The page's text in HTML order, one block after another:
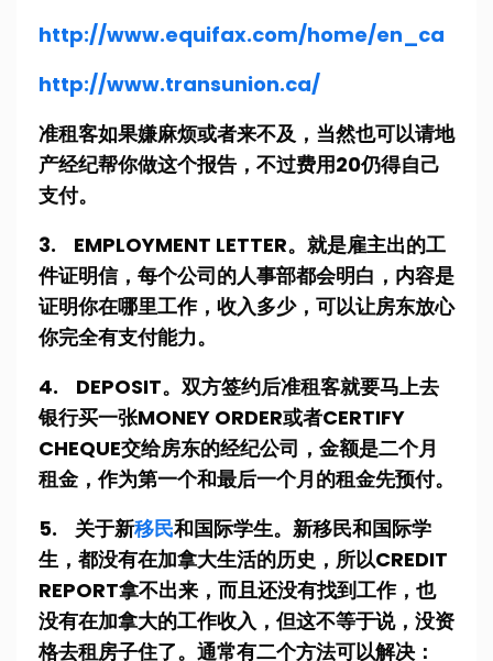
http://www.equifax.com/home/en_ca
http://www.transunion.ca/
准租客如果嫌麻烦或者来不及，当然也可以请地
产经纪帮你做这个报告，不过费用20仍得自己
支付。
3. EMPLOYMENT LETTER。就是雇主出的工
件证明信，每个公司的人事部都会明白，内容是
证明你在哪里工作，收入多少，可以让房东放心
你完全有支付能力。
4. DEPOSIT。双方签约后准租客就要马上去
银行买一张MONEY ORDER或者CERTIFY
CHEQUE交给房东的经纪公司，金额是二个月
租金，作为第一个和最后一个月的租金先预付。
5. 关于新移民和国际学生。新移民和国际学
生，都没有在加拿大生活的历史，所以CREDIT
REPORT拿不出来，而且还没有找到工作，也
没有在加拿大的工作收入，但这不等于说，没资
格去租房子住了。通常有二个方法可以解决：